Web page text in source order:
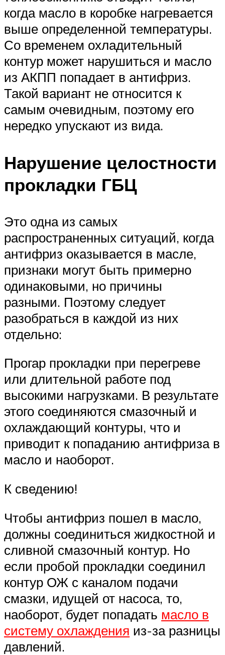
когда масло в коробке нагревается
выше определенной температуры.
Со временем охладительный
контур может нарушиться и масло
из АКПП попадает в антифриз.
Такой вариант не относится к
самым очевидным, поэтому его
нередко упускают из вида.
Нарушение целостности
прокладки ГБЦ
Это одна из самых
распространенных ситуаций, когда
антифриз оказывается в масле,
признаки могут быть примерно
одинаковыми, но причины
разными. Поэтому следует
разобраться в каждой из них
отдельно:
Прогар прокладки при перегреве
или длительной работе под
высокими нагрузками. В результате
этого соединяются смазочный и
охлаждающий контуры, что и
приводит к попаданию антифриза в
масло и наоборот.
К сведению!
Чтобы антифриз пошел в масло,
должны соединиться жидкостной и
сливной смазочный контур. Но
если пробой прокладки соединил
контур ОЖ с каналом подачи
смазки, идущей от насоса, то,
наоборот, будет попадать масло в
систему охлаждения из-за разницы
давлений.